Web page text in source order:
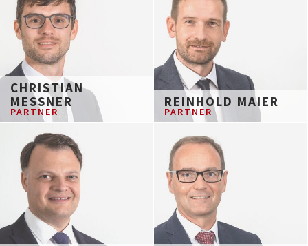
CHRISTIAN
MESSNER
PARTNER
REINHOLD MAIER
PARTNER